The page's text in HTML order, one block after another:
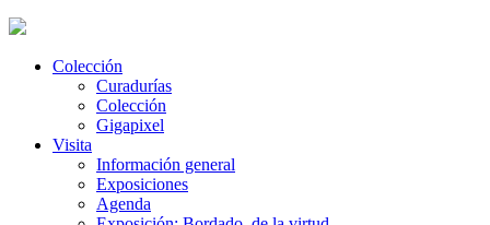
Colección
Curadurías
Colección
Gigapixel
Visita
Información general
Exposiciones
Agenda